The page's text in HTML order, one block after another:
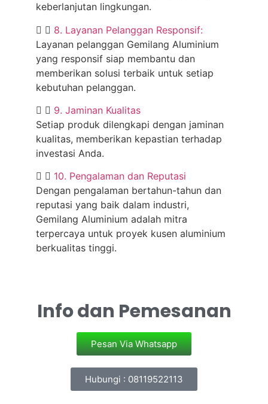
keberlanjutan lingkungan.
8. Layanan Pelanggan Responsif:
Layanan pelanggan Gemilang Aluminium
yang responsif siap membantu dan
memberikan solusi terbaik untuk setiap
kebutuhan pelanggan.
9. Jaminan Kualitas
Setiap produk dilengkapi dengan jaminan
kualitas, memberikan kepastian terhadap
investasi Anda.
10. Pengalaman dan Reputasi
Dengan pengalaman bertahun-tahun dan
reputasi yang baik dalam industri,
Gemilang Aluminium adalah mitra
terpercaya untuk proyek kusen aluminium
berkualitas tinggi.
Info dan Pemesanan
Pesan Via Whatsapp
Hubungi : 08119522113